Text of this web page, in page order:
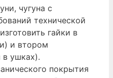
чугуна с
технической
гайки в
и втором
в ушках).
покрытия